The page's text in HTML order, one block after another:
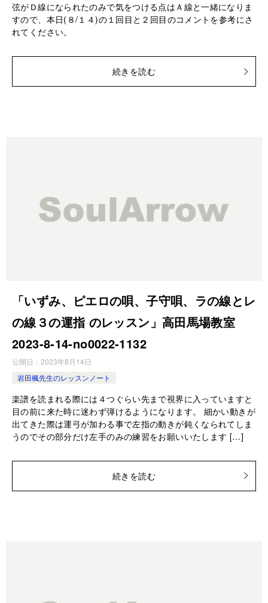
弦がＤ線になられたのみで気をつける点はＡ線と一緒になりま
すので、本日(８/１４)の１回目と２回目のコメントを参考にさ
れてください。
続きを読む
「いずみ、ピエロの唄、子守唄、ラの線とレ
の線３の運指 のレッスン」高田馬場教室
2023-8-14-no0022-1132
公開日： 2023年8月14日
岩田楓先生のレッスンノート
楽譜を読まれる際には４つぐらい先まで視界に入っていますと
目の前に来た時に迷わず弾けるようになります。 細かい動きが
出てきた際は運弓が加わる事で左指の動きが鈍くなられてしま
うのでその部分だけ左手のみの練習をお願いいたします […]
続きを読む